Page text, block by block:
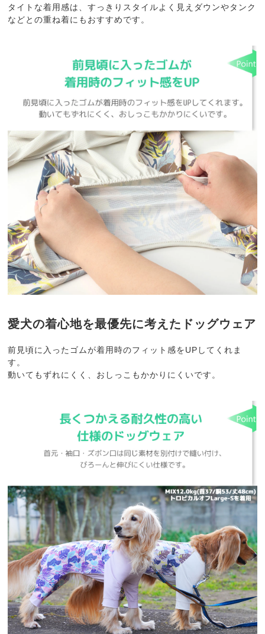
タイトな着用感は、すっきりスタイルよく見えダウンやタンク
などとの重ね着にもおすすめです。
愛犬の着心地を最優先に考えたドッグウェア
前見頃に入ったゴムが着用時のフィット感をUPしてくれま
す。
動いてもずれにくく、おしっこもかかりにくいです。